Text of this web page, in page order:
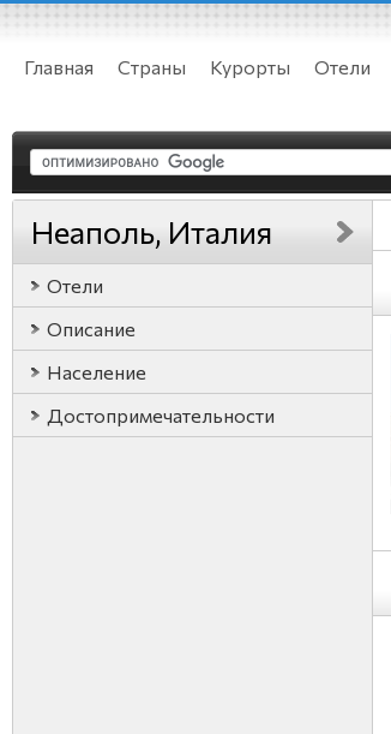
Главная Страны Курорты Отели
Неаполь, Италия
Отели
Описание
Население
Достопримечательности